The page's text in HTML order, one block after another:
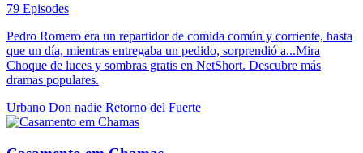
79 Episodes
Pedro Romero era un repartidor de comida común y corriente, hasta
que un día, mientras entregaba un pedido, sorprendió a...Mira
Choque de luces y sombras gratis en NetShort. Descubre más
dramas populares.
Urbano Don nadie Retorno del Fuerte